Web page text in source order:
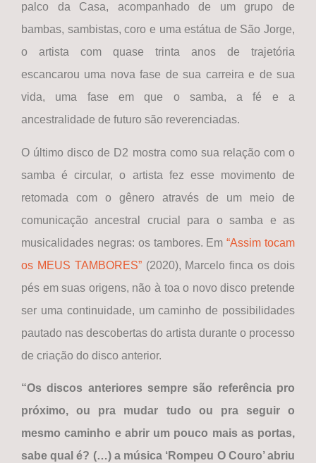
palco da Casa, acompanhado de um grupo de
bambas, sambistas, coro e uma estátua de São Jorge,
o artista com quase trinta anos de trajetória
escancarou uma nova fase de sua carreira e de sua
vida, uma fase em que o samba, a fé e a
ancestralidade de futuro são reverenciadas.
O último disco de D2 mostra como sua relação com o
samba é circular, o artista fez esse movimento de
retomada com o gênero através de um meio de
comunicação ancestral crucial para o samba e as
musicalidades negras: os tambores. Em“Assim tocam
os MEUS TAMBORES”(2020), Marcelo finca os dois
pés em suas origens, não à toa o novo disco pretende
ser uma continuidade, um caminho de possibilidades
pautado nas descobertas do artista durante o processo
de criação do disco anterior.
“Os discos anteriores sempre são referência pro
próximo, ou pra mudar tudo ou pra seguir o
mesmo caminho e abrir um pouco mais as portas,
sabe qual é? (…) a música ‘Rompeu O Couro’ abriu